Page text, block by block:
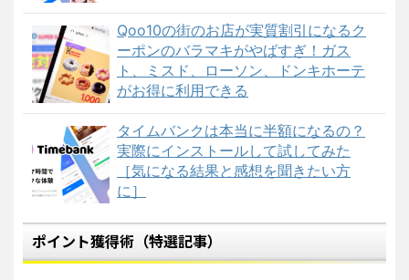
Qoo10の街のお店が実質割引になるク
ーポンのバラマキがやばすぎ！ガス
ト、ミスド、ローソン、ドンキホーテ
がお得に利用できる
タイムバンクは本当に半額になるの？
実際にインストールして試してみた
［気になる結果と感想を聞きたい方
に］
ポイント獲得術（特選記事）